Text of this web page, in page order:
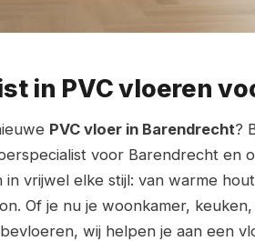
in PVC vloeren
PVC vloer in Barendrecht?
voor Barendrecht en
in vrijwel elke stijl: van warme
Of je nu je woonkamer,
wij helpen je aan een